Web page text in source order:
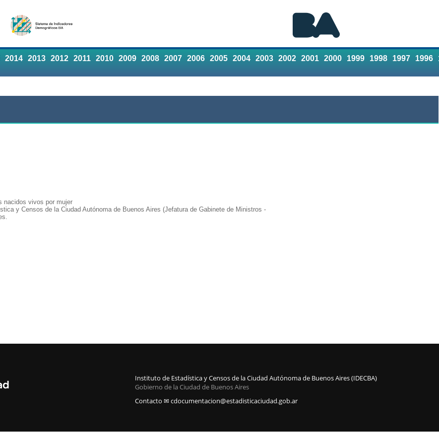
2014 2013 2012 2011 2010 2009 2008 2007 2006 2005 2004 2003 2002 2001 2000 1999 1998 1997 1996
nacidos vivos por mujer
y Censos de la Ciudad Autónoma de Buenos Aires (Jefatura de Gabinete de Ministros -
Instituto de Estadística y Censos de la Ciudad Autónoma de Buenos Aires (IDECBA)
Gobierno de la Ciudad de Buenos Aires
Contacto ✉ cdocumentacion@estadisticaciudad.gob.ar